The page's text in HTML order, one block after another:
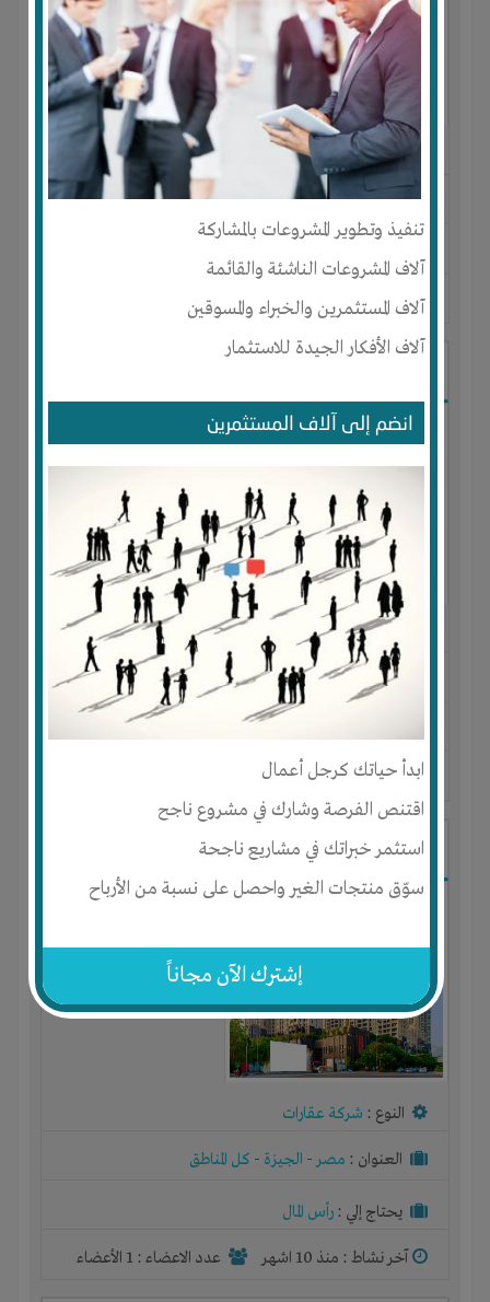
تنفيذ وتطوير المشروعات بالمشاركة
آلاف المشروعات الناشئة والقائمة
آلاف المستثمرين والخبراء والمسوقين
آلاف الأفكار الجيدة للاستثمار
انضم إلى آلاف المستثمرين
ابدأ حياتك كرجل أعمال
اقتنص الفرصة وشارك في مشروع ناجح
استثمر خبراتك في مشاريع ناجحة
سوّق منتجات الغير واحصل على نسبة من الأرباح
إشترك الآن مجاناً
النوع :مستحضرات تجميل
العنوان :المغرب-
AGADIR
-سوس
يحتاج إلي : تسويق
آخر نشاط : منذ 9 اشهر عدد الاعضاء : 0 الأعضاء
النوع :مشروع تجاري
العنوان : مصر -القاهرة-كل المناطق
يحتاج إلي :رأس المال
آخر نشاط :منذ 10 اشهر
شركه تطوير عقاري
النوع : شركة عقارات
العنوان : مصر- الجيزة - كل المناطق
يحتاج إلي : رأس المال
آخر نشاط : منذ 10 اشهر عدد الاعضاء : 1 الأعضاء